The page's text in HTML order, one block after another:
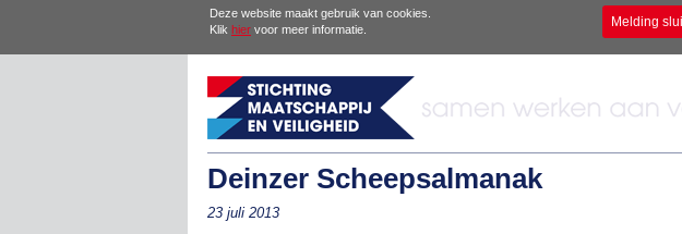
Deze website maakt gebruik van cookies.
Klik hier voor meer informatie. Melding
Deinzer Scheepsalmanak
23 juli 2013